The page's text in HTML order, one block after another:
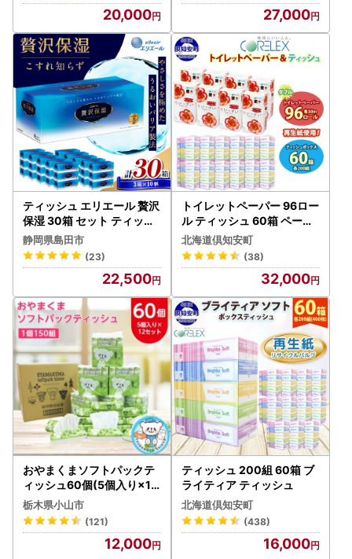
20,000 27,000
ティッシュ エリエール 贅沢
保湿 30箱 セット ティッシ
ュ
静岡県島田市
(23)
22,500
トイレットペーパー 96ロー
ル ティッシュ 60箱 ペーパ
ー
北海道倶知安町
(38)
32,000
おやまくまソフトパックテ
ィッシュ60個(5個入り×12
セット)(1個150組)【配送
不可地域：離島・沖縄県】
【1301735】
栃木県小山市
(121)
12,000
ティッシュ 200組 60箱 ブ
ライティア ティッシュ
北海道倶知安町
(438)
16,000